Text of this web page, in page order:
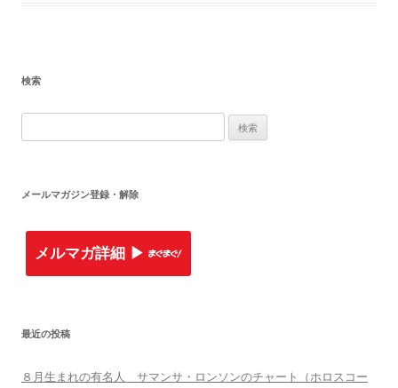
検索
索
メールマガジン登録・解除
メルマガ詳細 ▶︎
最近の投稿
８月生まれの有名人 サマンサ・ロンソンのチャート（ホロスコー